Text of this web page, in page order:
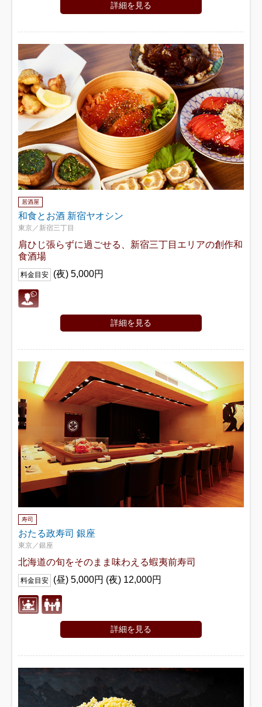
詳細を見る
居酒屋
和食とお酒 新宿ヤオシン
東京／新宿三丁目
肩ひじ張らずに過ごせる、新宿三丁目エリアの創作和
食酒場
料金目安 (夜) 5,000円
詳細を見る
寿司
おたる政寿司 銀座
東京／銀座
北海道の旬をそのまま味わえる蝦夷前寿司
料金目安 (昼) 5,000円 (夜) 12,000円
詳細を見る